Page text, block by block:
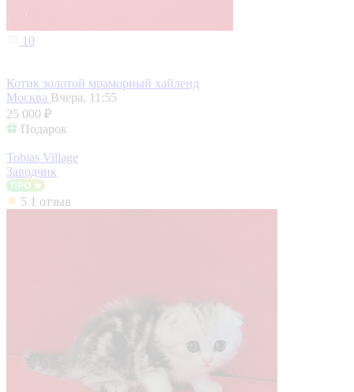
10
Котик золотой мраморный хайленд
Москва Вчера, 11:55
25 000 ₽
Подарок
Tobias Village
Заводчик
5 1 отзыв